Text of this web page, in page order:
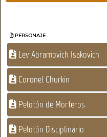
PERSONAJE
Lev Abramovich Isakovich
Coronel Churkin
Pelotón de Morteros
Pelotón Disciplinario